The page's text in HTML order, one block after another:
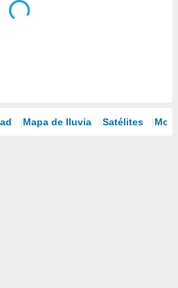
Mapa de lluvia Satélites